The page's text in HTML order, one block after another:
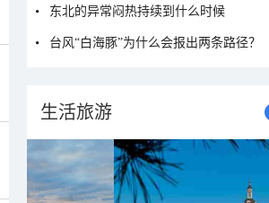
东北的异常闷热持续到什么时候
台风“白海豚”为什么会报出两条路径？
生活旅游